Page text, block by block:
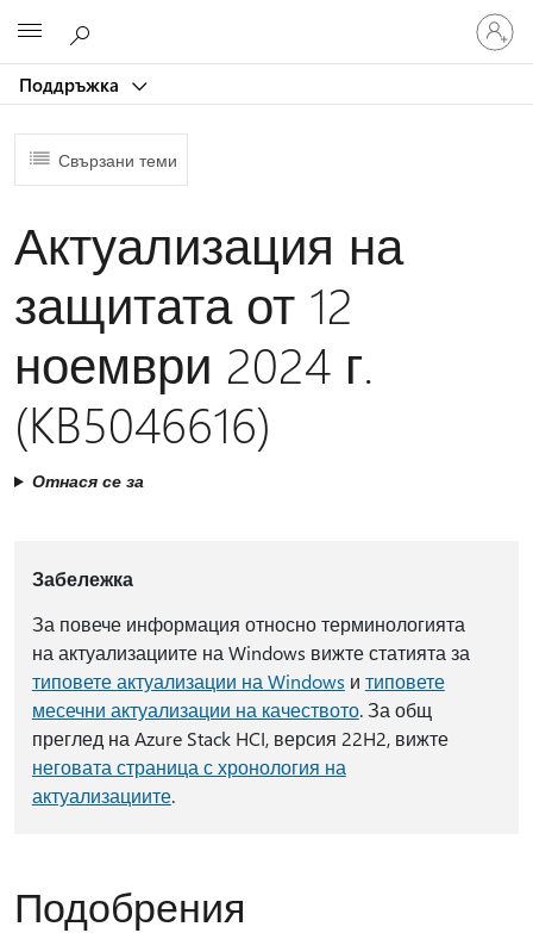
Поддръжка
Влезте
във
вашия
Свързани теми
Актуализация на
защитата от 12
ноември 2024 г.
(KB5046616)
Отнася се за
Забележка
За повече информация относно терминологията
на актуализациите на Windows вижте статията за
типовете актуализации на Windows и типовете
месечни актуализации на качеството. За общ
преглед на Azure Stack HCI, версия 22H2, вижте
неговата страница с хронология на
актуализациите.
Подобрения